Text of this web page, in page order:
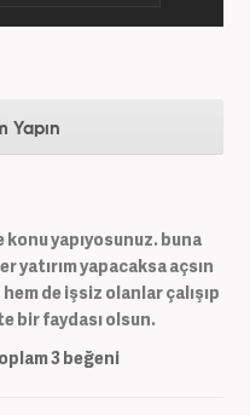
Yapın
yapıyosunuz. buna
yatırım yapacaksa açsın
de işsiz olanlar çalışıp
bir faydası olsun.
3beğeni